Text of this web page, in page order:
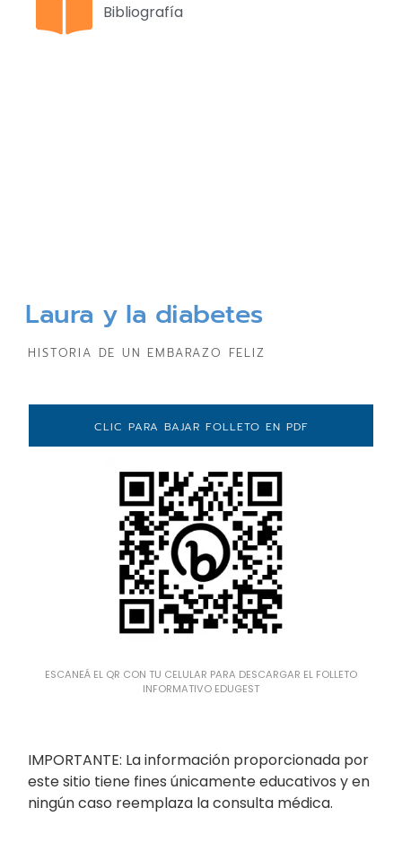
Bibliografía
Laura y la diabetes
HISTORIA DE UN EMBARAZO FELIZ
CLIC PARA BAJAR FOLLETO EN PDF
ESCANEÁ EL QR CON TU CELULAR PARA DESCARGAR EL FOLLETO
INFORMATIVO EDUGEST
IMPORTANTE: La información proporcionada por
este sitio tiene fines únicamente educativos y en
ningún caso reemplaza la consulta médica.